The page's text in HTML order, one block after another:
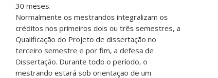
30 meses.
Normalmente os mestrandos integralizam os
créditos nos primeiros dois ou três semestres, a
Qualificação do Projeto de dissertação no
terceiro semestre e por fim, a defesa de
Dissertação. Durante todo o período, o
mestrando estará sob orientação de um